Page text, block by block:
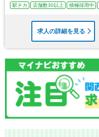
駅チカ
店舗数30以上 積極採用中
求人の詳細を見る